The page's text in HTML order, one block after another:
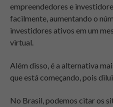
empreendedores e
facilmente, aumentando o
investidores ativos em um
virtual.
Além disso, é a alternativa
que está começando, pois
No Brasil, podemos citar os